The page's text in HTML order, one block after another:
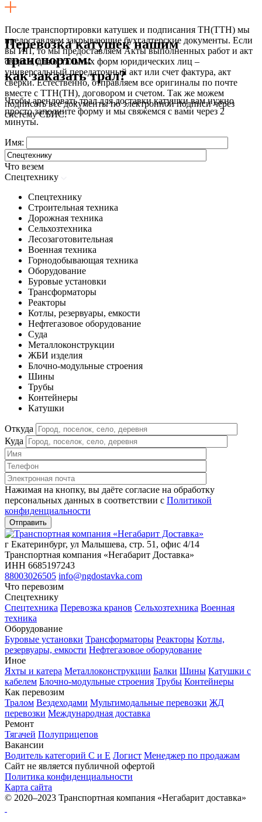
После транспортировки катушек и подписания ТН(ТТН) мы
предоставляем закрывающие бухгалтерские документы. Если
вы ИП, то мы предоставляем Акты выполненных работ и акт
сверки, для остальных форм юридических лиц –
универсальный передаточный акт или счет фактура, акт
сверки. Естественно, отправляем все оригиналы по почте
вместе с ТТН(ТН), договором и счетом. Так же можем
подписать все документы по электронной подписи через
систему СБИС.
Перевозка катушек нашим
транспортом:
как заказать трал?
Чтобы арендовать трал для доставки катушки вам нужно
просто заполните форму и мы свяжемся с вами через 2
минуты.
Имя:
Что везем
Спецтехнику
Спецтехнику
Строительная техника
Дорожная техника
Сельхозтехника
Лесозаготовительная
Военная техника
Горнодобывающая техника
Оборудование
Буровые установки
Трансформаторы
Реакторы
Котлы, резервуары, емкости
Нефтегазовое оборудование
Cуда
Металлоконструкции
ЖБИ изделия
Блочно-модульные строения
Шины
Трубы
Контейнеры
Катушки
Откуда
Куда
Нажимая на кнопку, вы даёте согласие на обработку
персональных данных в соответствии c Политикой
конфиденциальности
г Екатеринбург, ул Малышева, стр. 51, офис 4/14
Транспортная компания «Негабарит Доставка»
ИНН 6685197243
88003026505 info@ngdostavka.com
Что перевозим
Спецтехнику
Спецтехника Перевозка кранов Сельхозтехника Военная
техника
Оборудование
Буровые установки Трансформаторы Реакторы Котлы,
резервуары, емкости Нефтегазовое оборудование
Иное
Яхты и катера Металлоконструкции Балки Шины Катушки с
кабелем Блочно-модульные строения Трубы Контейнеры
Как перевозим
Тралом Вездеходами Мультимодальные перевозки ЖД
перевозки Международная доставка
Ремонт
Тягачей Полуприцепов
Вакансии
Водитель категорий С и Е Логист Менеджер по продажам
Сайт не является публичной офертой
Политика конфиденциальности
Карта сайта
© 2020–2023 Транспортная компания «Негабарит доставка»